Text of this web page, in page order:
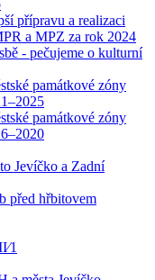
přípravu a realizaci
a MPZ za rok 2024
- pečujeme o kulturní
památkové zóny
památkové zóny
Jevíčko a Zadní
před hřbitovem